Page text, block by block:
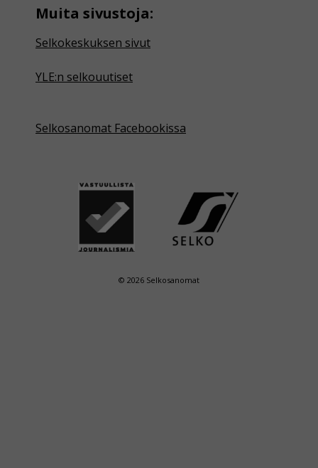
Muita sivustoja:
Selkokeskuksen sivut
YLE:n selkouutiset
Selkosanomat Facebookissa
© 2026 Selkosanomat